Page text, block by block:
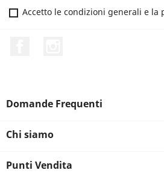
Accetto le condizioni generali e la
Domande Frequenti
Chi siamo
Punti Vendita